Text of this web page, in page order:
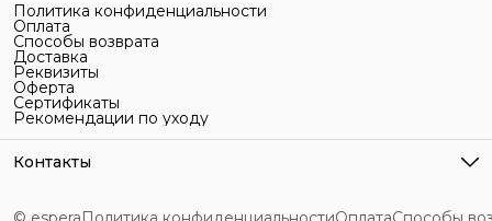
Политика конфиденциальности
Оплата
Способы возврата
Доставка
Реквизиты
Оферта
Сертификаты
Рекомендации по уходу
Контакты